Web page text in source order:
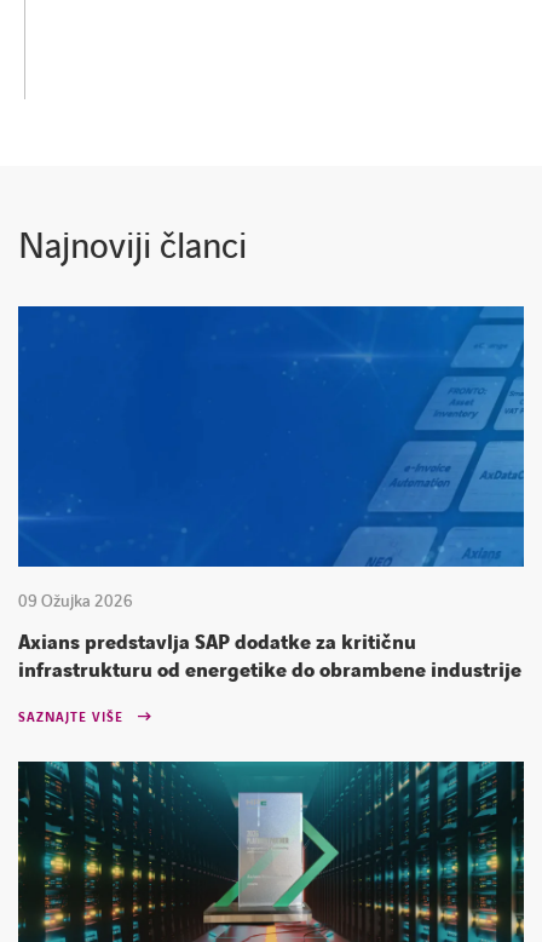
Najnoviji članci
09 Ožujka 2026
Axians predstavlja SAP dodatke za kritičnu
infrastrukturu od energetike do obrambene industrije
SAZNAJTE VIŠE